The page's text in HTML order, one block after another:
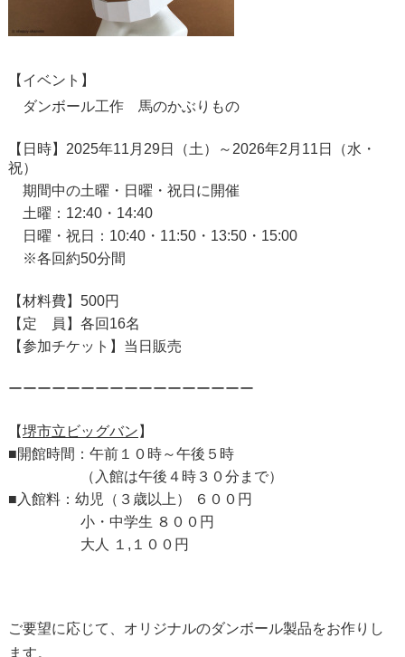
【 イベント 】
ダンボール工作 馬のかぶりもの
【日時】 2025年11月29日（土）～2026年2月11日（水・
祝）
期間中の土曜・日曜・祝日に開催
土曜：12:40・14:40
日曜・祝日：10:40・11:50・13:50・15:00
※各回約50分間
【材料費】500円
【定 員】各回16名
【参加チケット】当日販売
ーーーーーーーーーーーーーーーーー
【堺市立ビッグバン 】
■開館時間：午前１０時～午後５時
（入館は午後４時３０分まで）
■入館料：幼児（３歳以上） ６００円
小・中学生 ８００円
大人
１ , １００円
ご要望に応じて、オリジナルのダンボール製品をお作りし
ます。